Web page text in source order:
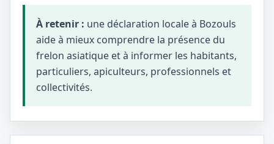
À retenir : une déclaration locale à Bozouls
aide à mieux comprendre la présence du
frelon asiatique et à informer les habitants,
particuliers, apiculteurs, professionnels et
collectivités.